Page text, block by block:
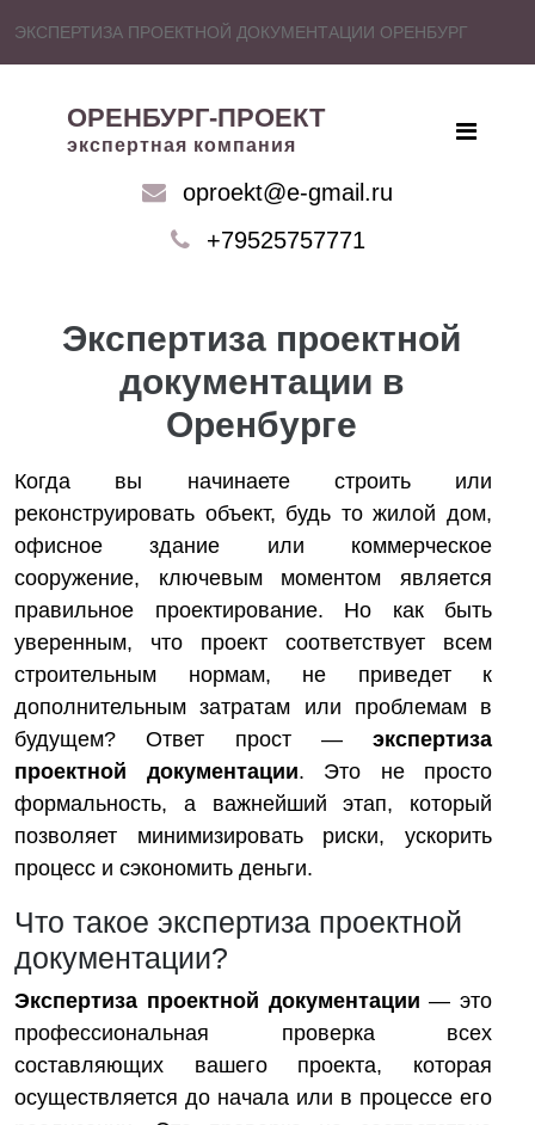
ЭКСПЕРТИЗА ПРОЕКТНОЙ ДОКУМЕНТАЦИИ ОРЕНБУРГ
ОРЕНБУРГ-ПРОЕКТ
экспертная компания
oproekt@e-gmail.ru
+79525757771
Экспертиза проектной
документации в
Оренбурге
Когда вы начинаете строить или
реконструировать объект, будь то жилой дом,
офисное здание или коммерческое
сооружение, ключевым моментом является
правильное проектирование. Но как быть
уверенным, что проект соответствует всем
строительным нормам, не приведет к
дополнительным затратам или проблемам в
будущем? Ответ прост — экспертиза
проектной документации. Это не просто
формальность, а важнейший этап, который
позволяет минимизировать риски, ускорить
процесс и сэкономить деньги.
Что такое экспертиза проектной
документации?
Экспертиза проектной документации — это
профессиональная проверка всех
составляющих вашего проекта, которая
осуществляется до начала или в процессе его